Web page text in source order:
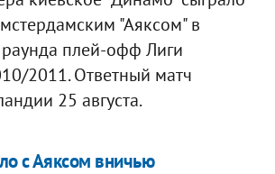
"Аяксом" в
плей-офф Лиги
2011. Ответный матч
25 августа.
с Аяксом вничью